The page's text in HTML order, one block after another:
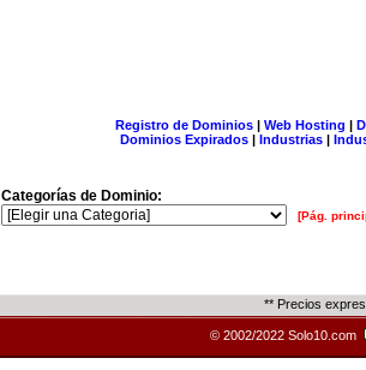
Registro de Dominios| Web Hosting |
Dominios Expirados | Industrias |
Categorías de Dominio:
[Pág.
** Precios
© 2002/2022 Solo10.com